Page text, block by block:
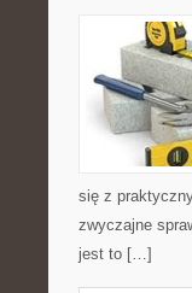
się z
zwyczajne
jest to […]